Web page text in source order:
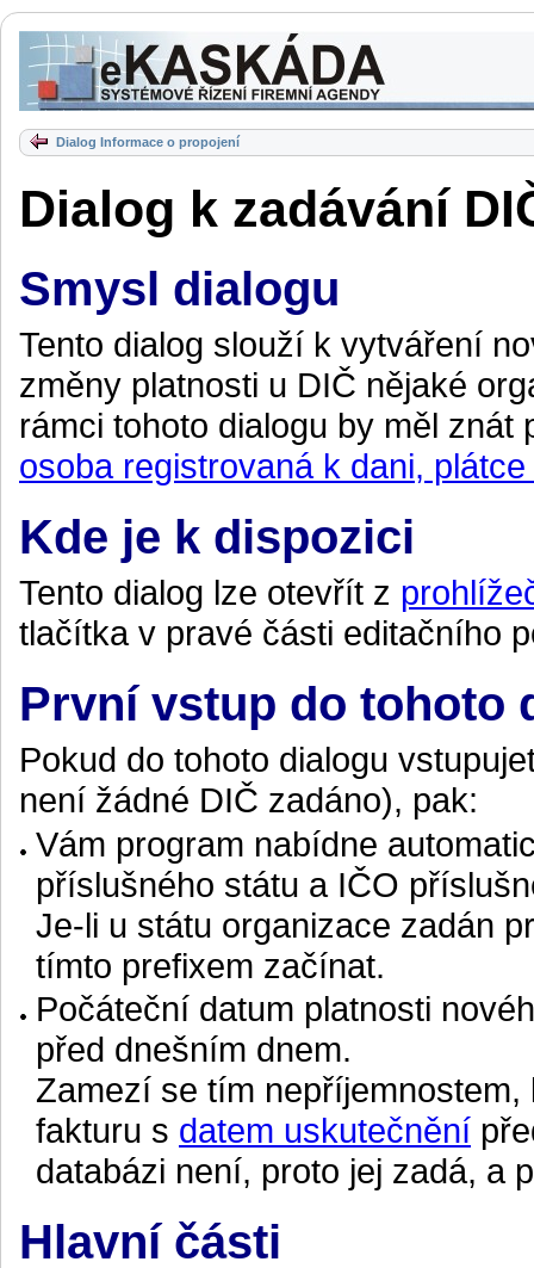
Dialog Informace o propojení
Dialog k zadávání
Smysl dialogu
Tento dialog slouží k vytváření
změny platnosti u DIČ nějaké
rámci tohoto dialogu by měl
osoba registrovaná k dani,
Kde je k dispozici
Tento dialog lze otevřít z
tlačítka v pravé části editačního
První vstup do tohoto
Pokud do tohoto dialogu
není žádné DIČ zadáno), pak:
Vám program nabídne
příslušného státu a IČO
Je-li u státu organizace zadán
tímto prefixem začínat.
Počáteční datum platnosti
před dnešním dnem.
Zamezí se tím
fakturu s datem uskutečnění
databázi není, proto jej zadá, a
Hlavní části